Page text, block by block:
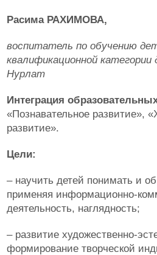
Расима РАХИМОВА,
воспитатель по обучению
квалификационной
Нурлат
Интеграция
«Познавательное развитие»,
развитие».
Цели:
– научить детей понимать и
применяя информационно-
деятельность, наглядность;
– развитие художественно-
формирование творческой